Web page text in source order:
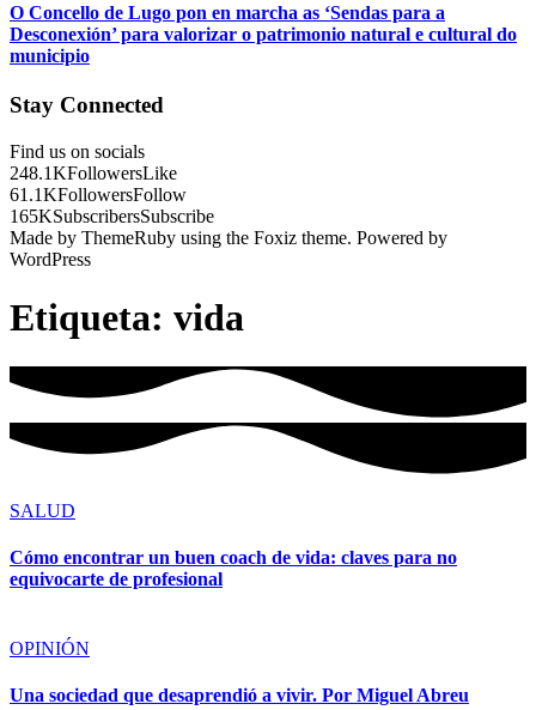
O Concello de Lugo pon en marcha as ‘Sendas para a
Desconexión’ para valorizar o patrimonio natural e cultural do
municipio
Stay Connected
Find us on socials
248.1KFollowersLike
61.1KFollowersFollow
165KSubscribersSubscribe
Made by ThemeRuby using the Foxiz theme. Powered by
WordPress
Etiqueta: vida
SALUD
Cómo encontrar un buen coach de vida: claves para no
equivocarte de profesional
OPINIÓN
Una sociedad que desaprendió a vivir. Por Miguel Abreu